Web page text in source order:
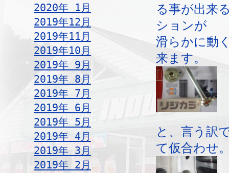
2020年 1月
2019年12月
2019年11月
2019年10月
2019年 9月
2019年 8月
2019年 7月
2019年 6月
2019年 5月
2019年 4月
2019年 3月
2019年 2月
る事が出来
ションが
滑らかに動
来ます。
と、言う訳
て仮合わせ